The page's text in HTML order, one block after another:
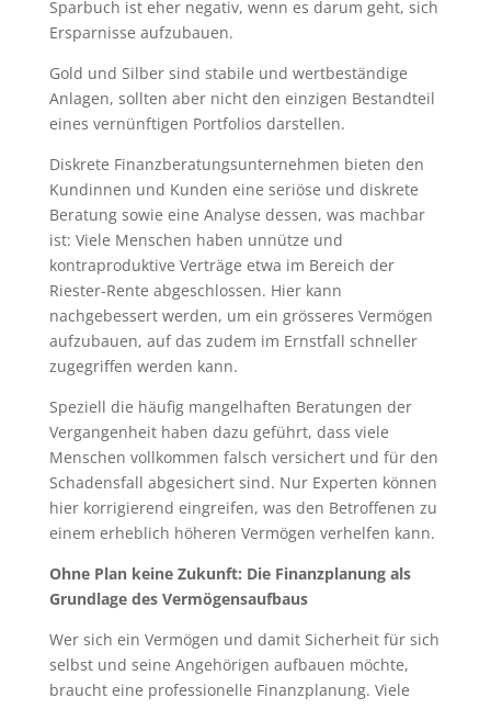
Sparbuch ist eher negativ, wenn es darum geht, sich
Ersparnisse aufzubauen.
Gold und Silber sind stabile und wertbeständige
Anlagen, sollten aber nicht den einzigen Bestandteil
eines vernünftigen Portfolios darstellen.
Diskrete Finanzberatungsunternehmen bieten den
Kundinnen und Kunden eine seriöse und diskrete
Beratung sowie eine Analyse dessen, was machbar
ist: Viele Menschen haben unnütze und
kontraproduktive Verträge etwa im Bereich der
Riester-Rente abgeschlossen. Hier kann
nachgebessert werden, um ein grösseres Vermögen
aufzubauen, auf das zudem im Ernstfall schneller
zugegriffen werden kann.
Speziell die häufig mangelhaften Beratungen der
Vergangenheit haben dazu geführt, dass viele
Menschen vollkommen falsch versichert und für den
Schadensfall abgesichert sind. Nur Experten können
hier korrigierend eingreifen, was den Betroffenen zu
einem erheblich höheren Vermögen verhelfen kann.
Ohne Plan keine Zukunft: Die Finanzplanung als
Grundlage des Vermögensaufbaus
Wer sich ein Vermögen und damit Sicherheit für sich
selbst und seine Angehörigen aufbauen möchte,
braucht eine professionelle Finanzplanung. Viele